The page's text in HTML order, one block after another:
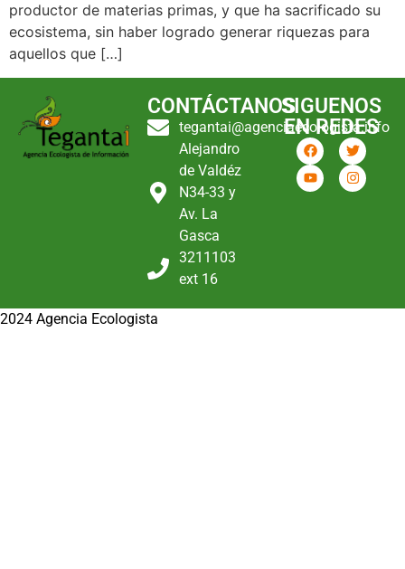
productor de materias primas, y que ha sacrificado su
ecosistema, sin haber logrado generar riquezas para
aquellos que […]
CONTÁCTANOS
tegantai@agenciaecologista.info
Alejandro
de Valdéz
N34-33 y
Av. La
Gasca
3211103
ext 16
SIGUENOS
EN REDES
2024 Agencia Ecologista